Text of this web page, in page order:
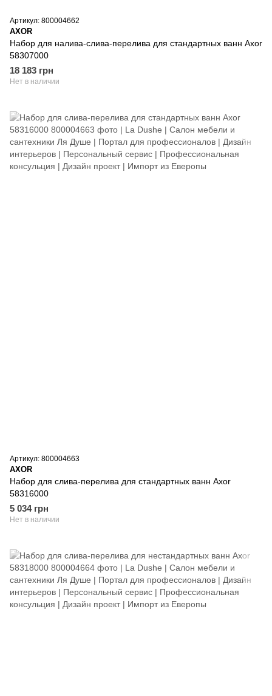
Артикул: 800004662
AXOR
Набор для налива-слива-перелива для стандартных ванн Axor
58307000
18 183 грн
Нет в наличии
Артикул: 800004663
AXOR
Набор для слива-перелива для стандартных ванн Axor
58316000
5 034 грн
Нет в наличии